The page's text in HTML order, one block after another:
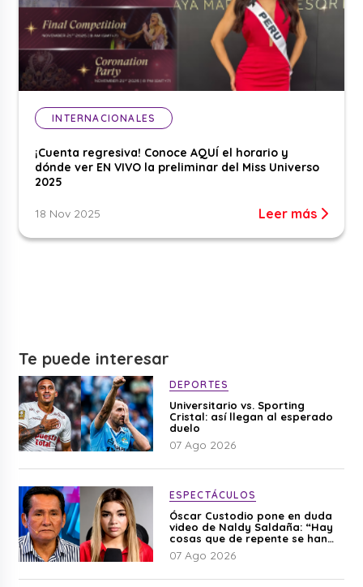
INTERNACIONALES
¡Cuenta regresiva! Conoce AQUÍ el horario y
dónde ver EN VIVO la preliminar del Miss Universo
2025
18 Nov 2025 Leer más
Te puede interesar
DEPORTES
Universitario vs. Sporting
Cristal: así llegan al esperado
duelo
07 Ago 2026
ESPECTÁCULOS
Óscar Custodio pone en duda
video de Naldy Saldaña: “Hay
cosas que de repente se han
editado”
07 Ago 2026